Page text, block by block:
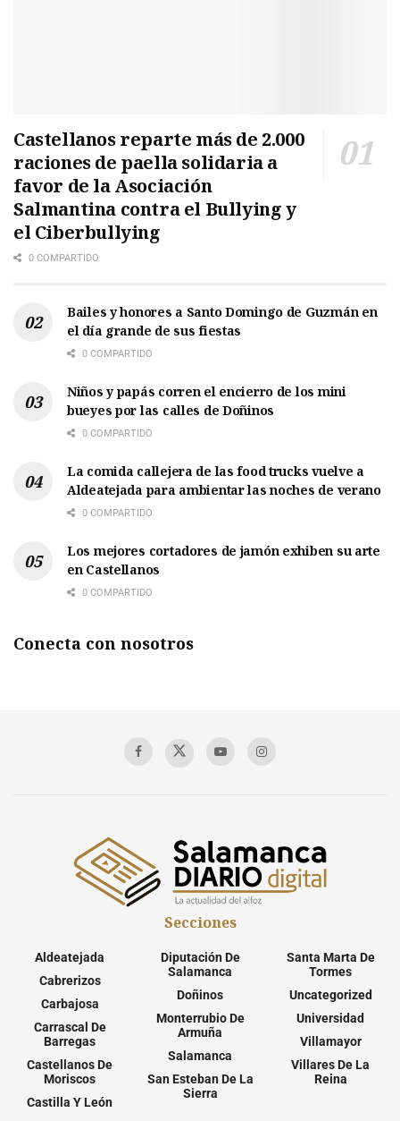
Castellanos reparte más de 2.000
raciones de paella solidaria a
favor de la Asociación
Salmantina contra el Bullying y
el Ciberbullying
0 COMPARTIDO
Bailes y honores a Santo Domingo de Guzmán en
el día grande de sus fiestas
0 COMPARTIDO
Niños y papás corren el encierro de los mini
bueyes por las calles de Doñinos
0 COMPARTIDO
La comida callejera de las food trucks vuelve a
Aldeatejada para ambientar las noches de verano
0 COMPARTIDO
Los mejores cortadores de jamón exhiben su arte
en Castellanos
0 COMPARTIDO
Conecta con nosotros
Secciones
Aldeatejada
Cabrerizos
Carbajosa
Carrascal De
Barregas
Castellanos De
Moriscos
Castilla Y León
Diputación De
Salamanca
Doñinos
Monterrubio De
Armuña
Salamanca
San Esteban De La
Sierra
Santa Marta De
Tormes
Uncategorized
Universidad
Villamayor
Villares De La
Reina